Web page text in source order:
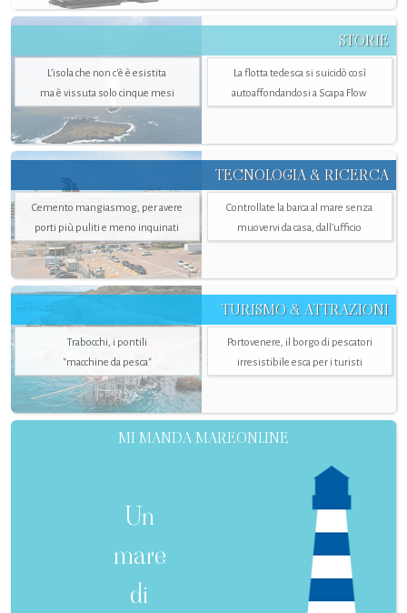
STORIE
L’isola che non c'è è esistita
ma è vissuta solo cinque mesi
La flotta tedesca si suicidò così
autoaffondandosi a Scapa Flow
TECNOLOGIA & RICERCA
Cemento mangiasmog, per avere
porti più puliti e meno inquinati
Controllate la barca al mare senza
muovervi da casa, dall’ufficio
TURISMO & ATTRAZIONI
Trabocchi, i pontili
"macchine da pesca"
Portovenere, il borgo di pescatori
irresistibile esca per i turisti
MI MANDA MAREONLINE
Un
mare
di